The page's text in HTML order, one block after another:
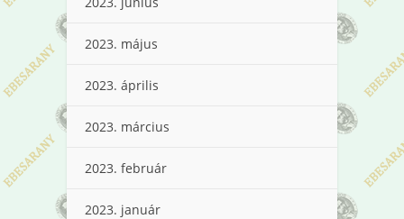
2023. május
2023. április
2023. március
2023. február
2023. január